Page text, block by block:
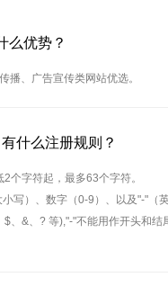
么优势？
播、广告宣传类网站优选。
什么注册规则？
个字符起，最多63个字符。
写）、数字（0-9）、以及"-"（
、&、? 等),"-"不能用作开头和结